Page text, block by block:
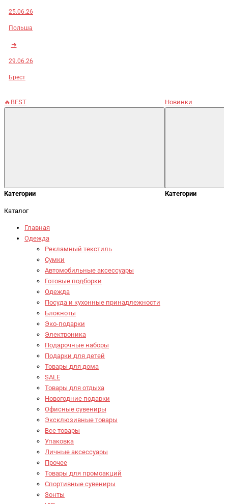
25.06.26
Польша
➜
29.06.26
Брест
🔥BEST
Категории
Новинки
Категории
Каталог
Главная
Одежда
Рекламный текстиль
Сумки
Автомобильные аксессуары
Готовые подборки
Одежда
Посуда и кухонные принадлежности
Блокноты
Эко-подарки
Электроника
Подарочные наборы
Подарки для детей
Товары для дома
SALE
Товары для отдыха
Новогодние подарки
Офисные сувениры
Эксклюзивные товары
Все товары
Упаковка
Личные аксессуары
Прочее
Товары для промоакций
Спортивные сувениры
Зонты